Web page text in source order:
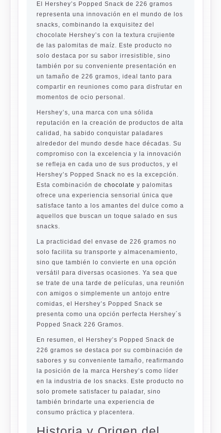
El Hershey’s Popped Snack de 226 gramos
representa una innovación en el mundo de los
snacks, combinando la exquisitez del
chocolate Hershey’s con la textura crujiente
de las palomitas de maíz. Este producto no
solo destaca por su sabor irresistible, sino
también por su conveniente presentación en
un tamaño de 226 gramos, ideal tanto para
compartir en reuniones como para disfrutar en
momentos de ocio personal.
Hershey’s, una marca con una sólida
reputación en la creación de productos de alta
calidad, ha sabido conquistar paladares
alrededor del mundo desde hace décadas. Su
compromiso con la excelencia y la innovación
se refleja en cada uno de sus productos, y el
Hershey’s Popped Snack no es la excepción.
Esta combinación de chocolate y palomitas
ofrece una experiencia sensorial única que
satisface tanto a los amantes del dulce como a
aquellos que buscan un toque salado en sus
snacks.
La practicidad del envase de 226 gramos no
solo facilita su transporte y almacenamiento,
sino que también lo convierte en una opción
versátil para diversas ocasiones. Ya sea que
se trate de una tarde de películas, una reunión
con amigos o simplemente un antojo entre
comidas, el Hershey’s Popped Snack se
presenta como una opción perfecta Hershey´s
Popped Snack 226 Gramos.
En resumen, el Hershey’s Popped Snack de
226 gramos se destaca por su combinación de
sabores y su conveniente tamaño, reafirmando
la posición de la marca Hershey’s como líder
en la industria de los snacks. Este producto no
solo promete satisfacer tu paladar, sino
también brindarte una experiencia de
consumo práctica y placentera.